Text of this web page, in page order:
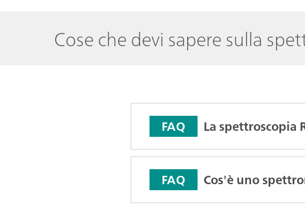
Cose che devi sapere sulla
FAQ La spettroscopia
FAQ Cos'è uno